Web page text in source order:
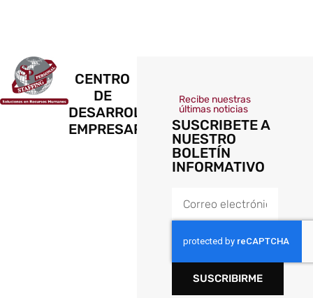
CENTRO
DE
DESARROLLO
EMPRESARIAL
Recibe nuestras
últimas noticias
SUSCRIBETE A
NUESTRO
BOLETÍN
INFORMATIVO
SUSCRIBIRME